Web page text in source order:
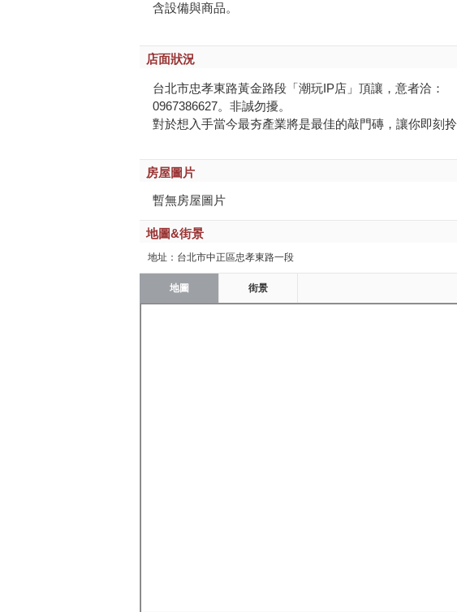
含設備與商品。
店面狀況
台北市忠孝東路黃金路段「潮玩IP店」頂讓，意者洽：
0967386627。非誠勿擾。
對於想入手當今最夯產業將是最佳的敲門磚，讓你即刻拎
房屋圖片
暫無房屋圖片
地圖&街景
地址：台北市中正區忠孝東路一段
地圖 街景